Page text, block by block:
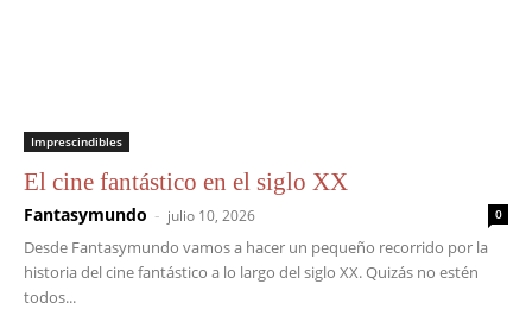
Imprescindibles
El cine fantástico en el siglo XX
Fantasymundo - julio 10, 2026 0
Desde Fantasymundo vamos a hacer un pequeño recorrido por la
historia del cine fantástico a lo largo del siglo XX. Quizás no estén
todos...